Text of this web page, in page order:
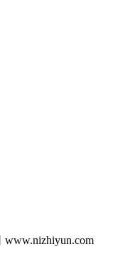
www.nizhiyun.com